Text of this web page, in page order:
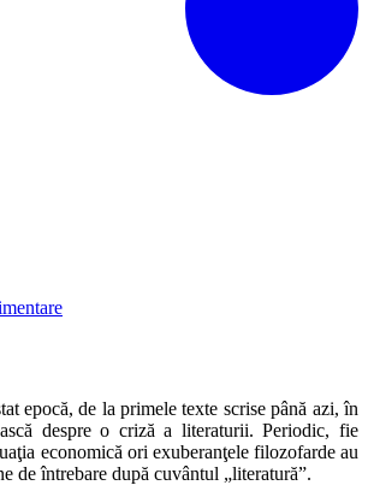
epocă, de la primele texte scrise până azi, în
despre o criză a literaturii. Periodic, fie
economică ori exuberanţele filozofarde au
de întrebare după cuvântul „literatură”.